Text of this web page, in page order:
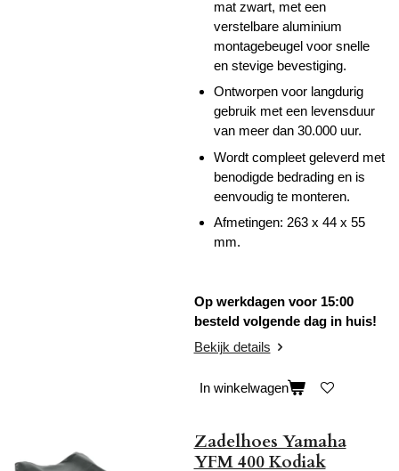
mat zwart, met een
verstelbare aluminium
montagebeugel voor snelle
en stevige bevestiging.
Ontworpen voor langdurig
gebruik met een levensduur
van meer dan 30.000 uur.
Wordt compleet geleverd met
benodigde bedrading en is
eenvoudig te monteren.
Afmetingen: 263 x 44 x 55
mm.
Op werkdagen voor 15:00
besteld volgende dag in huis!
Bekijk details
In winkelwagen
Zadelhoes Yamaha
YFM 400 Kodiak